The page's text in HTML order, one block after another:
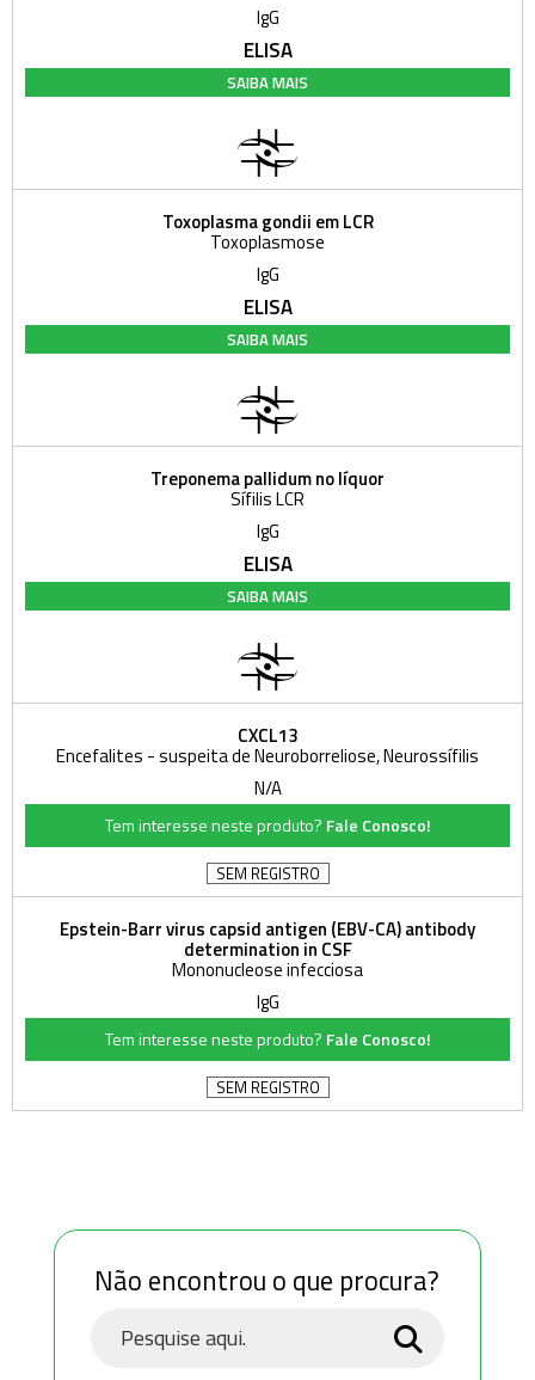
IgG
ELISA
SAIBA MAIS
Toxoplasma gondii em LCR
Toxoplasmose
IgG
ELISA
SAIBA MAIS
Treponema pallidum no líquor
Sífilis LCR
IgG
ELISA
SAIBA MAIS
CXCL13
Encefalites - suspeita de Neuroborreliose, Neurossífilis
N/A
Tem interesse neste produto? Fale Conosco!
SEM REGISTRO
Epstein-Barr virus capsid antigen (EBV-CA) antibody
determination in CSF
Mononucleose infecciosa
IgG
Tem interesse neste produto? Fale Conosco!
SEM REGISTRO
Não encontrou o que procura?